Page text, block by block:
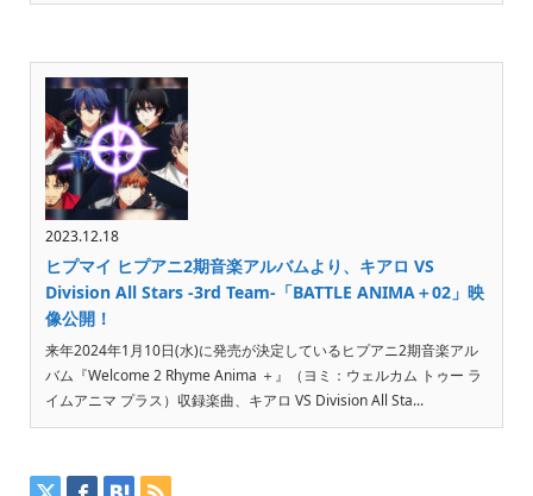
2023.12.18
ヒプマイ ヒプアニ2期音楽アルバムより、キアロ VS
Division All Stars -3rd Team-「BATTLE ANIMA＋02」映
像公開！
来年2024年1月10日(水)に発売が決定しているヒプアニ2期音楽アル
バム『Welcome 2 Rhyme Anima ＋』（ヨミ：ウェルカム トゥー ラ
イムアニマ プラス）収録楽曲、キアロ VS Division All Sta...